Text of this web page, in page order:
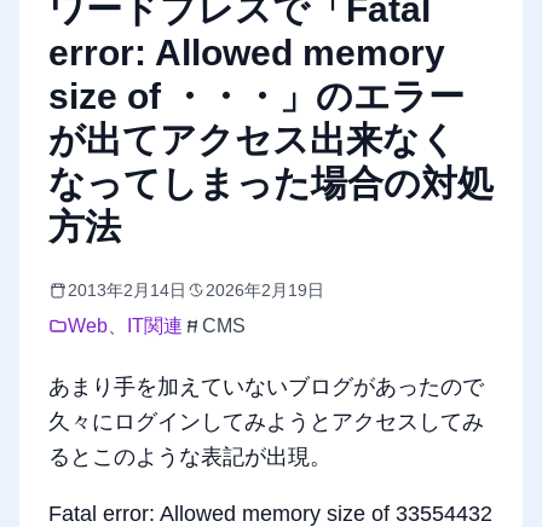
ワードプレスで「Fatal
error: Allowed memory
size of ・・・」のエラー
が出てアクセス出来なく
なってしまった場合の対処
方法
2013年2月14日 2026年2月19日
Web、IT関連 CMS
あまり手を加えていないブログがあったので
久々にログインしてみようとアクセスしてみ
るとこのような表記が出現。
Fatal error: Allowed memory size of 33554432